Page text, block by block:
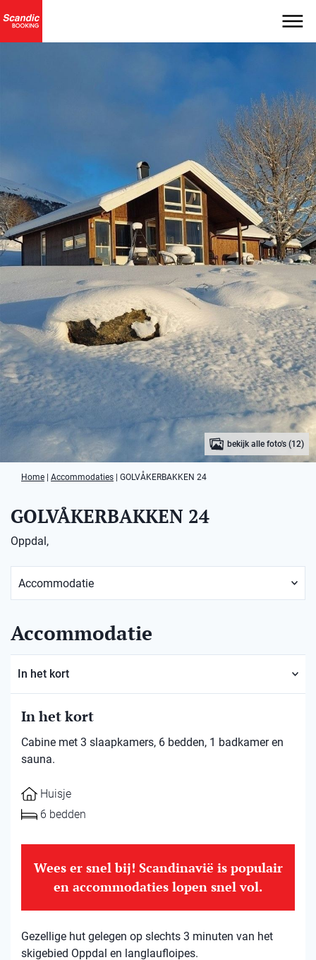
bekijk alle foto's (12)
Home Accommodaties GOLVÅKERBAKKEN 24
GOLVÅKERBAKKEN 24
Oppdal,
Accommodatie
In het kort
In het kort
Cabine met 3 slaapkamers, 6 bedden, 1 badkamer en
sauna.
Huisje
6 bedden
Wees er snel bij! Scandinavië is populair
en accommodaties lopen snel vol.
Gezellige hut gelegen op slechts 3 minuten van het
skigebied Oppdal en langlaufloipes.